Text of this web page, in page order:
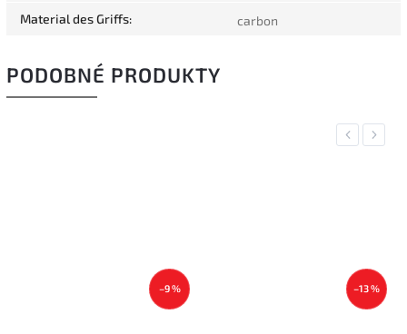
Material des Griffs: carbon
PODOBNÉ PRODUKTY
Previous
–9 % –13 %
Next